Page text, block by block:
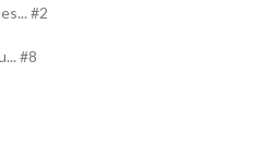
#2
#8